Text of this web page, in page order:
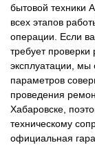
бытовой техники
всех этапов
операции. Если
требует
эксплуатации, мы
параметров
проведения
Хабаровске,
техническому
официальная